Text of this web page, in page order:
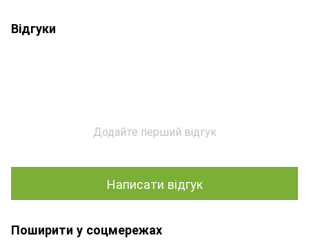
Відгуки
Додайте перший відгук
Написати відгук
Поширити у соцмережах